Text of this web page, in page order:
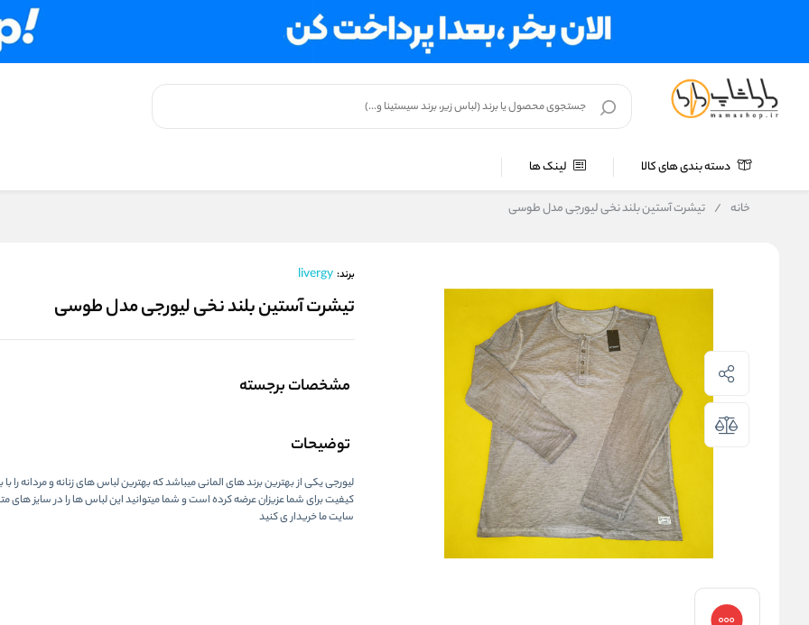
دسته بندی های کالا لینک ها
خانه / تیشرت آستین بلند نخی لیورجی مدل طوسی
برند: livergy
تیشرت آستین بلند نخی لیورجی مدل طوسی
مشخصات برجسته
توضیحات
لیورجی یکی از بهترین برند های المانی میباشد که بهترین لباس های زنانه و مردانه را با
کیفیت برای شما عزیزان عرضه کرده است و شما میتوانید این لباس ها را در سایز های
سایت ما خریدار ی کنید